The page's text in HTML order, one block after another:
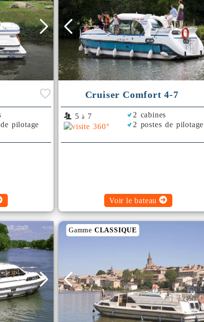
pilotage
Cruiser Comfort 4-7
5 à 7
2 cabines
2 postes de pilotage
Voir le bateau
Gamme CLASSIQUE